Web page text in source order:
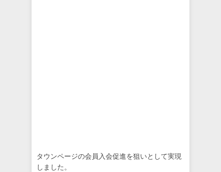
タウンページの会員入会促進を狙いとして実現
しました。